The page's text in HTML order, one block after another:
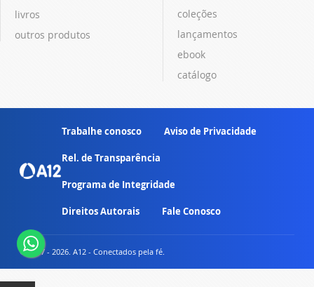
livros
outros produtos
coleções
lançamentos
ebook
catálogo
Trabalhe conosco Aviso de Privacidade
Rel. de Transparência
Programa de Integridade
Direitos Autorais Fale Conosco
© 2007 - 2026. A12 - Conectados pela fé.